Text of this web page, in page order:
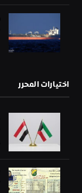
اختيارات المحرر